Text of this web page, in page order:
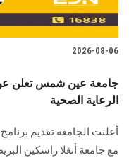
2026-08-06
جامعة عين شمس تعلن عن
الرعاية الصحية